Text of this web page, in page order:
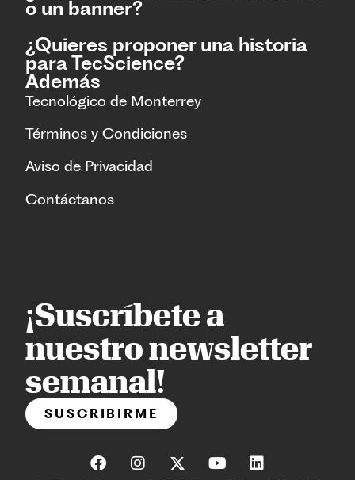
o un banner?
¿Quieres proponer una historia
para TecScience?
Además
Tecnológico de Monterrey
Términos y Condiciones
Aviso de Privacidad
Contáctanos
¡Suscríbete a
nuestro newsletter
semanal!
SUSCRIBIRME